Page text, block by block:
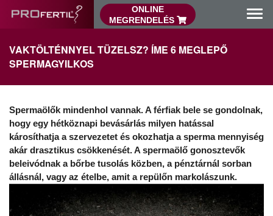
ONLINE
MEGRENDELÉS
VAKTÖLTÉNNYEL TÜZELSZ? ÍME 6 MEGLEPŐ
SPERMAGYILKOS
Spermaölők mindenhol vannak. A férfiak bele se gondolnak,
hogy egy hétköznapi bevásárlás milyen hatással
károsíthatja a szervezetet és okozhatja a sperma mennyiség
akár drasztikus csökkenését. A spermaölő gonosztevők
beleivódnak a bőrbe tusolás közben, a pénztárnál sorban
állásnál, vagy az ételbe, amit a repülőn markolászunk.